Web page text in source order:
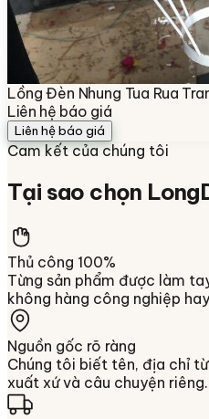
Lồng Đèn Nhung Tua Rua
Liên hệ báo giá
Liên hệ báo giá
Cam kết của chúng tôi
Tại sao chọn
Thủ công 100%
Từng sản phẩm được làm
không hàng công nghiệp
Nguồn gốc rõ ràng
Chúng tôi biết tên, địa chỉ
xuất xứ và câu chuyện riêng.